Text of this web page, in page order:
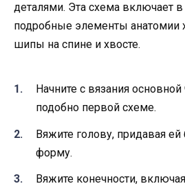
деталями. Эта схема включает
подробные элементы анатомии
шипы на спине и хвосте.
Начните с вязания основной
подобно первой схеме.
Вяжите голову, придавая
форму.
Вяжите конечности,